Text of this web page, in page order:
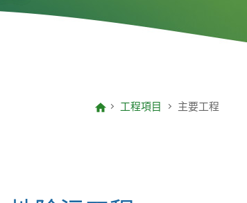
工程項目 主要工程